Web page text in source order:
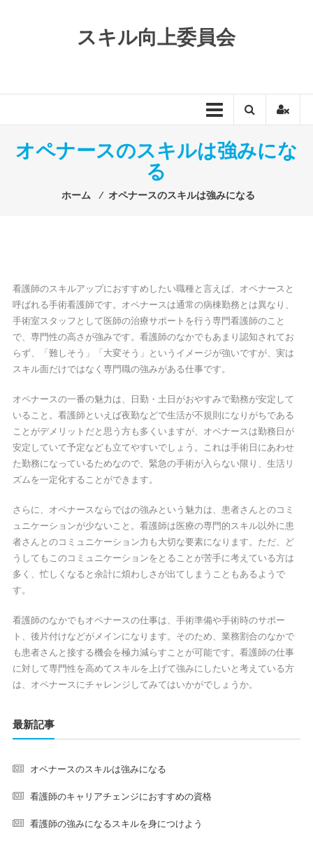
スキル向上委員会
オペナースのスキルは強みにな
る
ホーム ⁄ オペナースのスキルは強みになる
看護師のスキルアップにおすすめしたい職種と言えば、オペナースと
呼ばれる手術看護師です。オペナースは通常の病棟勤務とは異なり、
手術室スタッフとして医師の治療サポートを行う専門看護師のこと
で、専門性の高さが強みです。看護師のなかでもあまり認知されてお
らず、「難しそう」「大変そう」というイメージが強いですが、実は
スキル面だけではなく専門職の強みがある仕事です。
オペナースの一番の魅力は、日勤・土日がおやすみで勤務が安定して
いること。看護師といえば夜勤などで生活が不規則になりがちである
ことがデメリットだと思う方も多くいますが、オペナースは勤務日が
安定していて予定なども立てやすいでしょう。これは手術日にあわせ
た勤務になっているためなので、緊急の手術が入らない限り、生活リ
ズムを一定化することができます。
さらに、オペナースならではの強みという魅力は、患者さんとのコミ
ュニケーションが少ないこと。看護師は医療の専門的スキル以外に患
者さんとのコミュニケーション力も大切な要素になります。ただ、ど
うしてもこのコミュニケーションをとることが苦手に考えている方は
多く、忙しくなると余計に煩わしさが出てしまうこともあるようで
す。
看護師のなかでもオペナースの仕事は、手術準備や手術時のサポー
ト、後片付けなどがメインになります。そのため、業務割合のなかで
も患者さんと接する機会を極力減らすことが可能です。看護師の仕事
に対して専門性を高めてスキルを上げて強みにしたいと考えている方
は、オペナースにチャレンジしてみてはいかがでしょうか。
最新記事
オペナースのスキルは強みになる
看護師のキャリアチェンジにおすすめの資格
看護師の強みになるスキルを身につけよう